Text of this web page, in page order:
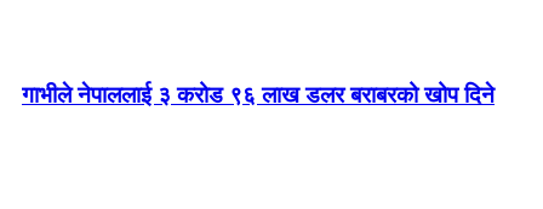
गाभीले नेपाललाई ३ करोड ९६ लाख डलर बराबरको खोप दिने